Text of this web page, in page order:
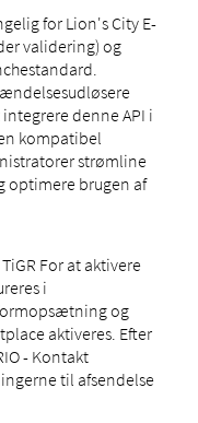
for Lion's City E-
validering) og
denne API i
kompatibel
strømline
optimere brugen af
For at aktivere
i
og
aktiveres. Efter
- Kontakt
til afsendelse